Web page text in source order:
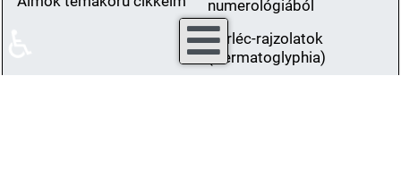
numerológiából
Bőrléc-rajzolatok
(Dermatoglyphia)